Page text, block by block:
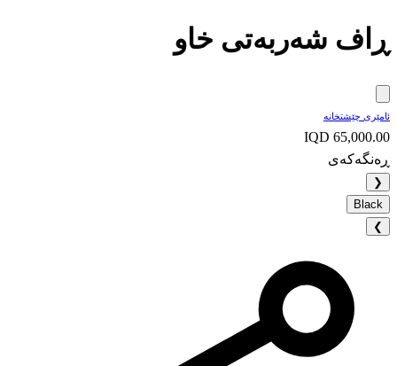
ڕاف شەربەتی خاو
ئامێری چێشتخانە
IQD 65,000.00
ڕەنگەکەی
❮
Black
❯